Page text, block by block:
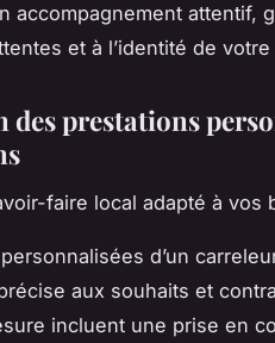
accompagnement attentif,
et à l’identité de
des prestations
faire local adapté à vos
d’un
aux souhaits et
incluent une prise en